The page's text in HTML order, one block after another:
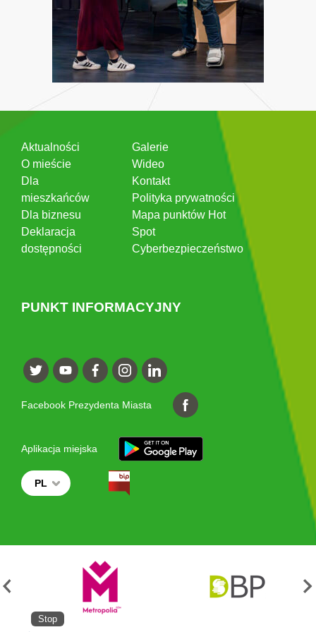
Aktualności
O mieście
Dla
mieszkańców
Dla biznesu
Deklaracja
dostępności
Galerie
Wideo
Kontakt
Polityka prywatności
Mapa punktów Hot
Spot
Cyberbezpieczeństwo
PUNKT INFORMACYJNY
Facebook Prezydenta Miasta
Aplikacja miejska
PL
Stop